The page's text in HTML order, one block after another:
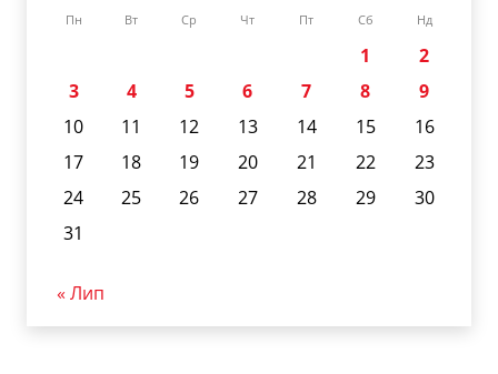
Пн Вт Ср Чт Пт Сб Нд
1
2
3
4 5 6 7 8
9
10
11 12 13 14 15
16
17
18 19 20 21 22
23
24
25 26 27 28 29
30
31
« Лип